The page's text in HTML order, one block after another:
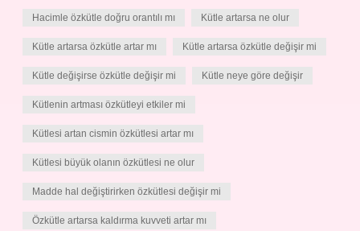
Hacimle özkütle doğru orantılı mı Kütle artarsa ne olur
Kütle artarsa özkütle artar mı Kütle artarsa özkütle değişir mi
Kütle değişirse özkütle değişir mi Kütle neye göre değişir
Kütlenin artması özkütleyi etkiler mi
Kütlesi artan cismin özkütlesi artar mı
Kütlesi büyük olanın özkütlesi ne olur
Madde hal değiştirirken özkütlesi değişir mi
Özkütle artarsa kaldırma kuvveti artar mı